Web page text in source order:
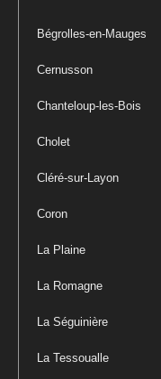
Bégrolles-en-Mauges
Cernusson
Chanteloup-les-Bois
Cholet
Cléré-sur-Layon
Coron
La Plaine
La Romagne
La Séguinière
La Tessoualle